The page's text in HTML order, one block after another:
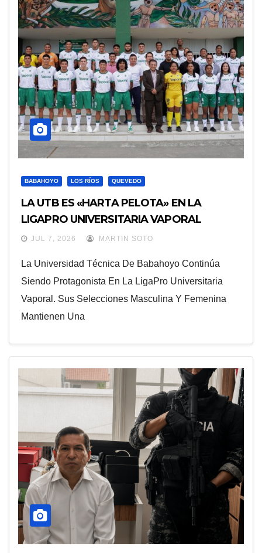
BABAHOYO LOS RÍOS QUEVEDO
LA UTB ES «HARTA PELOTA» EN LA
LIGAPRO UNIVERSITARIA VAPORAL
JUL 7, 2026 MARTIN SOTO
La Universidad Técnica De Babahoyo Continúa
Siendo Protagonista En La LigaPro Universitaria
Vaporal. Sus Selecciones Masculina Y Femenina
Mantienen Una